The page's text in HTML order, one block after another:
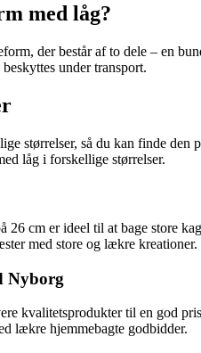
med låg?
der består af to dele – en
under transport.
størrelser, så du kan finde
låg i forskellige størrelser.
26 cm er ideel til at bage store
med store og lækre kreationer.
Nyborg
kvalitetsprodukter til en god
lækre hjemmebagte godbidder.